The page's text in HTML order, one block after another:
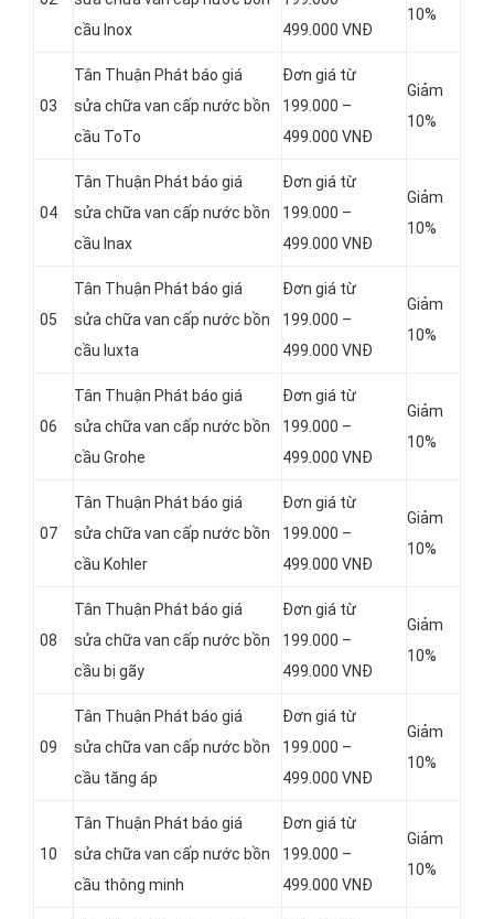
cầu Inox
499.000 VNĐ
10%
03
Tân Thuận Phát báo giá
sửa chữa van cấp nước bồn
cầu ToTo
Đơn giá từ
199.000 –
499.000 VNĐ
Giảm
10%
04
Tân Thuận Phát báo giá
sửa chữa van cấp nước bồn
cầu Inax
Đơn giá từ
199.000 –
499.000 VNĐ
Giảm
10%
05
Tân Thuận Phát báo giá
sửa chữa van cấp nước bồn
cầu Iuxta
Đơn giá từ
199.000 –
499.000 VNĐ
Giảm
10%
06
Tân Thuận Phát báo giá
sửa chữa van cấp nước bồn
cầu Grohe
Đơn giá từ
199.000 –
499.000 VNĐ
Giảm
10%
07
Tân Thuận Phát báo giá
sửa chữa van cấp nước bồn
cầu Kohler
Đơn giá từ
199.000 –
499.000 VNĐ
Giảm
10%
08
Tân Thuận Phát báo giá
sửa chữa van cấp nước bồn
cầu bị gãy
Đơn giá từ
199.000 –
499.000 VNĐ
Giảm
10%
09
Tân Thuận Phát báo giá
sửa chữa van cấp nước bồn
cầu tăng áp
Đơn giá từ
199.000 –
499.000 VNĐ
Giảm
10%
10
Tân Thuận Phát báo giá
sửa chữa van cấp nước bồn
cầu thông minh
Đơn giá từ
199.000 –
499.000 VNĐ
Giảm
10%